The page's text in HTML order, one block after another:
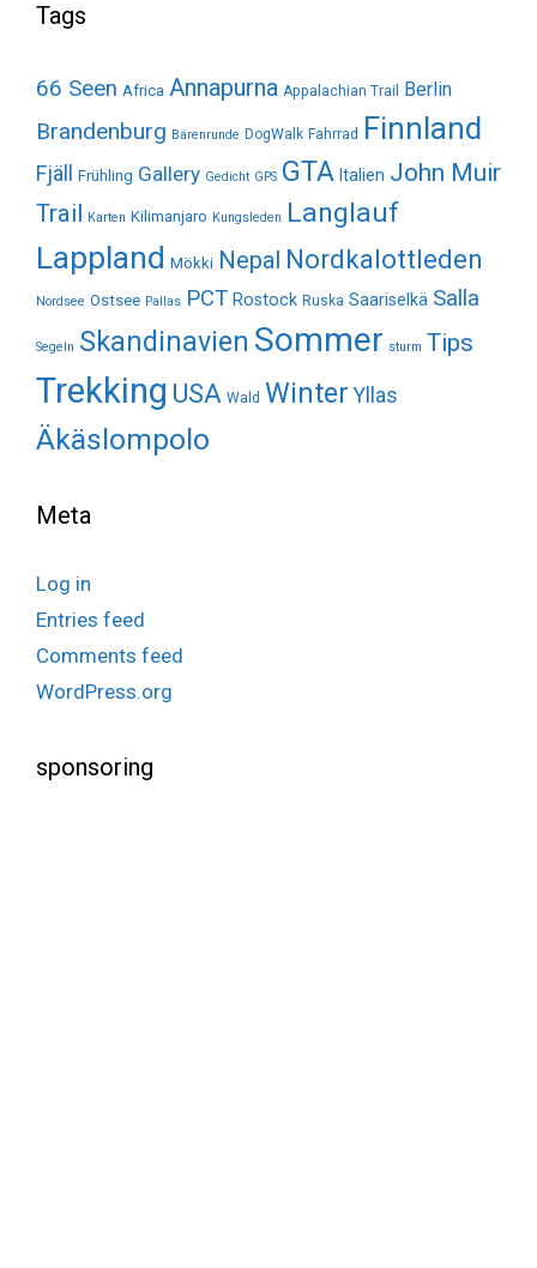
Tags
66 Seen Africa Annapurna Appalachian Trail Berlin
Brandenburg Bärenrunde DogWalk Fahrrad Finnland
Fjäll Frühling Gallery Gedicht GPS GTA Italien John Muir
Trail Karten Kilimanjaro Kungsleden Langlauf
Lappland Mökki Nepal Nordkalottleden
Nordsee Ostsee Pallas PCT Rostock Ruska Saariselkä Salla
Segeln Skandinavien Sommer sturm Tips
Trekking USA Wald Winter Yllas
Äkäslompolo
Meta
Log in
Entries feed
Comments feed
WordPress.org
sponsoring